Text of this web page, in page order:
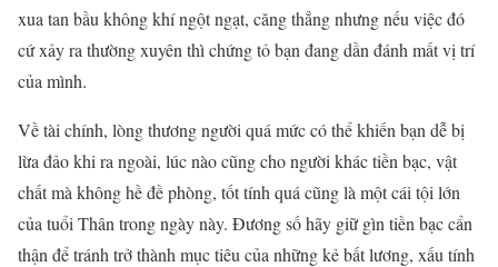
xua tan bầu không khí ngột ngạt, căng thẳng nhưng nếu việc đó
cứ xảy ra thường xuyên thì chứng tỏ bạn đang dần đánh mất vị trí
của mình.
Về tài chính, lòng thương người quá mức có thể khiến bạn dễ bị
lừa đảo khi ra ngoài, lúc nào cũng cho người khác tiền bạc, vật
chất mà không hề đề phòng, tốt tính quá cũng là một cái tội lớn
của tuổi Thân trong ngày này. Đương số hãy giữ gìn tiền bạc cẩn
thận để tránh trở thành mục tiêu của những kẻ bất lương, xấu tính